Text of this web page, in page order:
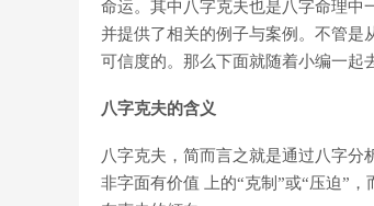
命运。其中八字克夫也是八字命理中
并提供了相关的例子与案例。不管是
可信度的。那么下面就随着小编一起
八字克夫的含义
八字克夫，简而言之就是通过八字
非字面有价值 上的“克制”或“压迫”